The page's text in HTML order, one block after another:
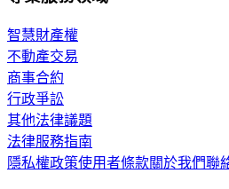
智慧財產權
不動產交易
商事合約
行政爭訟
其他法律議題
法律服務指南
隱私權政策使用者條款關於我們聯